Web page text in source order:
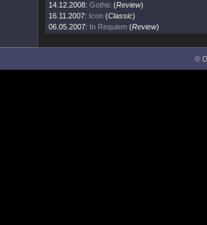
14.12.2008: Gothic (Review)
16.11.2007: Icon (Classic)
06.05.2007: In Requiem (Review)
©